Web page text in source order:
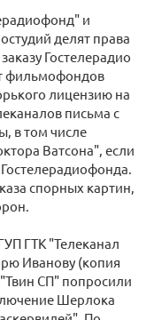
и
делят права
Гостелерадио
фильмофондов
лицензию на
письма с
в том числе
Ватсона", если
спорных картин,
ГТК "Телеканал
Иванову (копия
СП" попросили
Шерлока